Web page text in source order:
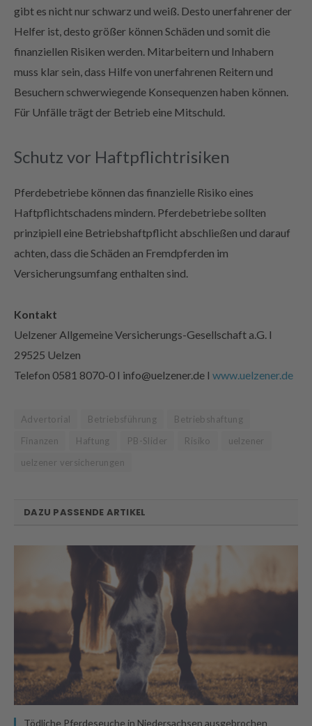
gibt es nicht nur schwarz und weiß. Desto unerfahrener der
Helfer ist, desto größer können Schäden und somit die
finanziellen Risiken werden. Mitarbeitern und Inhabern
muss klar sein, dass Hilfe von unerfahrenen Reitern und
Besuchern schwerwiegende Konsequenzen haben können.
Für Unfälle trägt der Betrieb eine Mitschuld.
Schutz vor Haftpflichtrisiken
Pferdebetriebe können das finanzielle Risiko eines
Haftpflichtschadens mindern. Pferdebetriebe sollten
prinzipiell eine Betriebshaftpflicht abschließen und darauf
achten, dass die Schäden an Fremdpferden im
Versicherungsumfang enthalten sind.
Kontakt
Uelzener Allgemeine Versicherungs-Gesellschaft a.G. I
29525 Uelzen
Telefon 0581 8070-0 I info@uelzener.de I www.uelzener.de
Advertorial Betriebsführung
Betriebshaftung
Finanzen
Haftung PB-Slider Risiko
uelzener
uelzener versicherungen
DAZU PASSENDE ARTIKEL
Tödliche Pferdeseuche in Niedersachsen ausgebrochen